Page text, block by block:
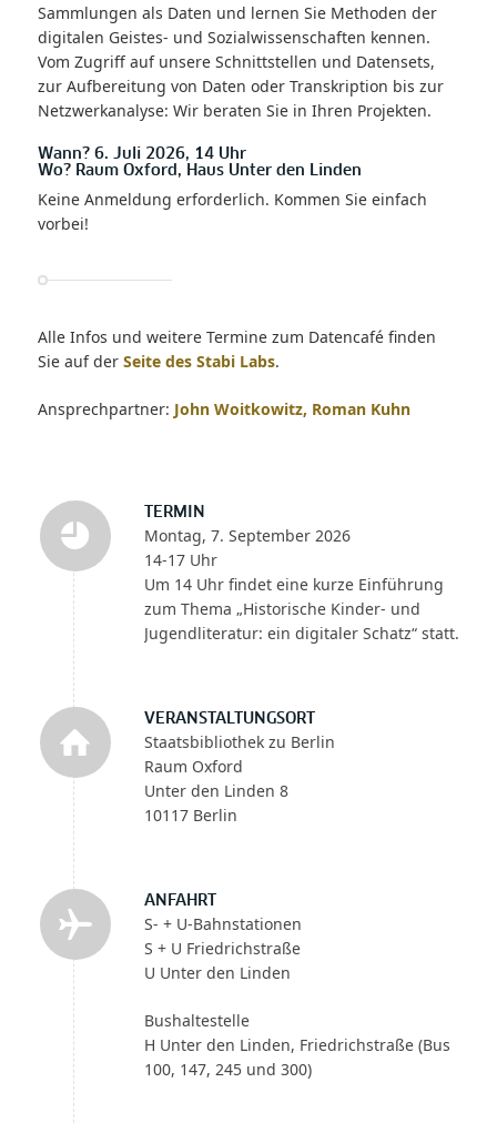
TERMIN
Montag, 7. September 2026
14-17 Uhr
Um 14 Uhr findet eine kurze Einführung
zum Thema „Historische Kinder- und
Jugendliteratur: ein digitaler Schatz“ statt.
VERANSTALTUNGSORT
Staatsbibliothek zu Berlin
Raum Oxford
Unter den Linden 8
10117 Berlin
ANFAHRT
S- + U-Bahnstationen
S + U Friedrichstraße
U Unter den Linden
Bushaltestelle
H Unter den Linden, Friedrichstraße (Bus
100, 147, 245 und 300)
Sammlungen als Daten und lernen Sie Methoden der
digitalen Geistes- und Sozialwissenschaften kennen.
Vom Zugriff auf unsere Schnittstellen und Datensets,
zur Aufbereitung von Daten oder Transkription bis zur
Netzwerkanalyse: Wir beraten Sie in Ihren Projekten.
Wann? 6. Juli 2026, 14 Uhr
Wo? Raum Oxford, Haus Unter den Linden
Keine Anmeldung erforderlich. Kommen Sie einfach
vorbei!
Alle Infos und weitere Termine zum Datencafé finden
Sie auf der Seite des Stabi Labs.
Ansprechpartner: John Woitkowitz, Roman Kuhn